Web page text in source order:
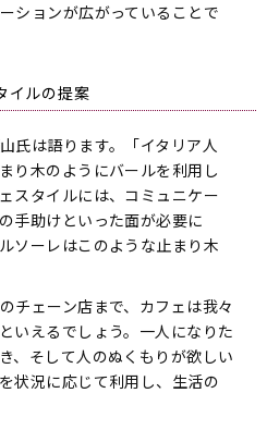
ションが広がっていることで
イルの提案
氏は語ります。「イタリア人
り木のようにバールを利用し
スタイルには、コミュニケー
手助けといった面が必要に
ソーレはこのような止まり木
チェーン店まで、カフェは我々
いえるでしょう。一人になりた
、そして人のぬくもりが欲しい
状況に応じて利用し、生活の